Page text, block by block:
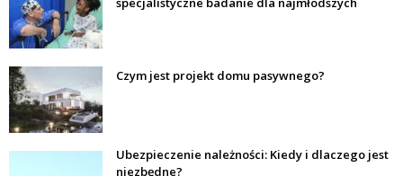
Czym jest projekt domu pasywnego?
Ubezpieczenie należności: Kiedy i dlaczego jest
niezbędne?